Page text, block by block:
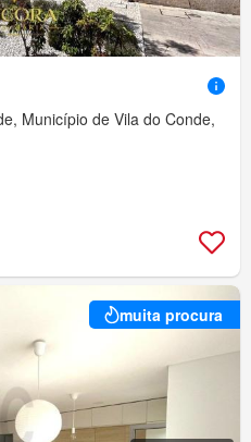
Município de Vila do Conde,
muita procura